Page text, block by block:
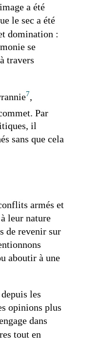
a été
le sec a été
domination :
se
travers
7,
Par
il
sans que cela
armés et
leur nature
de revenir sur
aboutir à une
les
opinions plus
dans
tout en